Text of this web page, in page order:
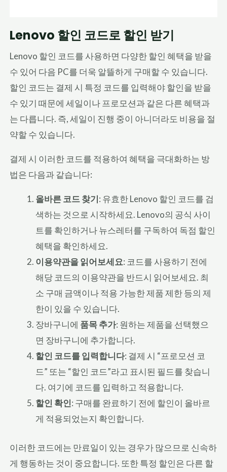
Lenovo 할인 코드로 할인 받기
Lenovo 할인 코드를 사용하면 다양한 할인 혜택을 받을
수 있어 다음 PC를 더욱 알뜰하게 구매할 수 있습니다.
할인 코드는 결제 시 특정 코드를 입력해야 할인을 받을
수 있기 때문에 세일이나 프로모션과 같은 다른 혜택과
는 다릅니다. 즉, 세일이 진행 중이 아니더라도 비용을 절
약할 수 있습니다.
결제 시 이러한 코드를 적용하여 혜택을 극대화하는 방
법은 다음과 같습니다:
올바른 코드 찾기: 유효한 Lenovo 할인 코드를 검
색하는 것으로 시작하세요. Lenovo의 공식 사이
트를 확인하거나 뉴스레터를 구독하여 독점 할인
혜택을 확인하세요.
이용약관을 읽어보세요: 코드를 사용하기 전에
해당 코드의 이용약관을 반드시 읽어보세요. 최
소 구매 금액이나 적용 가능한 제품 제한 등의 제
한이 있을 수 있습니다.
장바구니에 품목 추가: 원하는 제품을 선택했으
면 장바구니에 추가합니다.
할인 코드를 입력합니다: 결제 시 “프로모션 코
드” 또는 “할인 코드”라고 표시된 필드를 찾습니
다. 여기에 코드를 입력하고 적용합니다.
할인 확인: 구매를 완료하기 전에 할인이 올바르
게 적용되었는지 확인합니다.
이러한 코드에는 만료일이 있는 경우가 많으므로 신속하
게 행동하는 것이 중요합니다. 또한 특정 할인은 다른 할